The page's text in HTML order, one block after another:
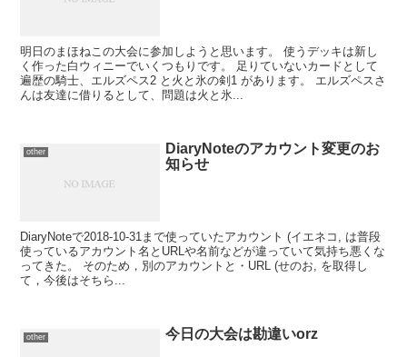
明日のまほねこの大会に参加しようと思います。 使うデッキは新し
く作った白ウィニーでいくつもりです。 足りていないカードとして
遍歴の騎士、エルズペス2 と火と氷の剣1 があります。 エルズペスさ
んは友達に借りるとして、問題は火と氷...
other
DiaryNoteのアカウント変更のお
知らせ
DiaryNoteで2018-10-31まで使っていたアカウント (イエネコ, は普段
使っているアカウント名とURLや名前などが違っていて気持ち悪くな
ってきた。 そのため，別のアカウントと・URL (せのお, を取得し
て，今後はそちら...
other 今日の大会は勘違いorz